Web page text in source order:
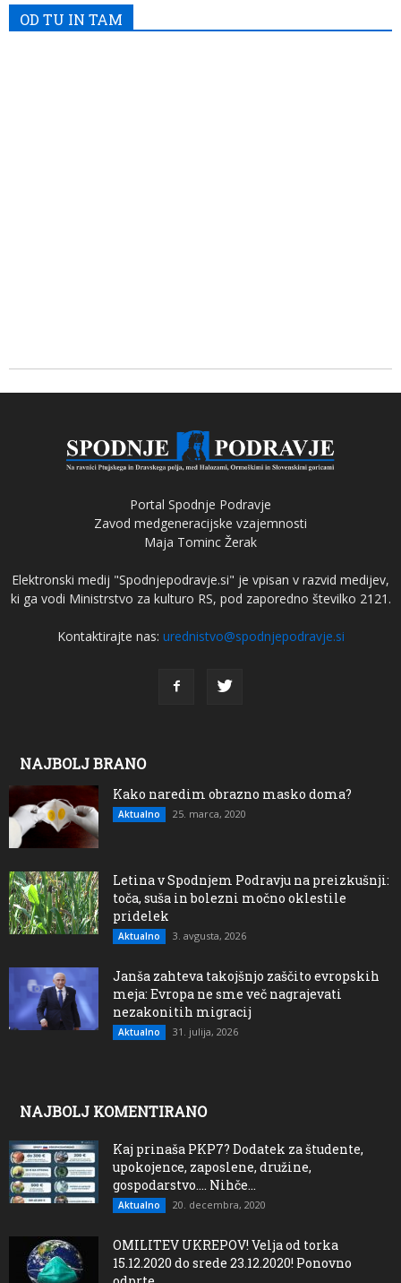
OD TU IN TAM
Portal Spodnje Podravje
Zavod medgeneracijske vzajemnosti
Maja Tominc Žerak
Elektronski medij "Spodnjepodravje.si" je vpisan v razvid medijev,
ki ga vodi Ministrstvo za kulturo RS, pod zaporedno številko 2121.
Kontaktirajte nas: urednistvo@spodnjepodravje.si
NAJBOLJ BRANO
Kako naredim obrazno masko doma?
Aktualno 25. marca, 2020
Letina v Spodnjem Podravju na preizkušnji:
toča, suša in bolezni močno oklestile
pridelek
Aktualno 3. avgusta, 2026
Janša zahteva takojšnjo zaščito evropskih
meja: Evropa ne sme več nagrajevati
nezakonitih migracij
Aktualno 31. julija, 2026
NAJBOLJ KOMENTIRANO
Kaj prinaša PKP7? Dodatek za študente,
upokojence, zaposlene, družine,
gospodarstvo…. Nihče...
Aktualno 20. decembra, 2020
OMILITEV UKREPOV! Velja od torka
15.12.2020 do srede 23.12.2020! Ponovno